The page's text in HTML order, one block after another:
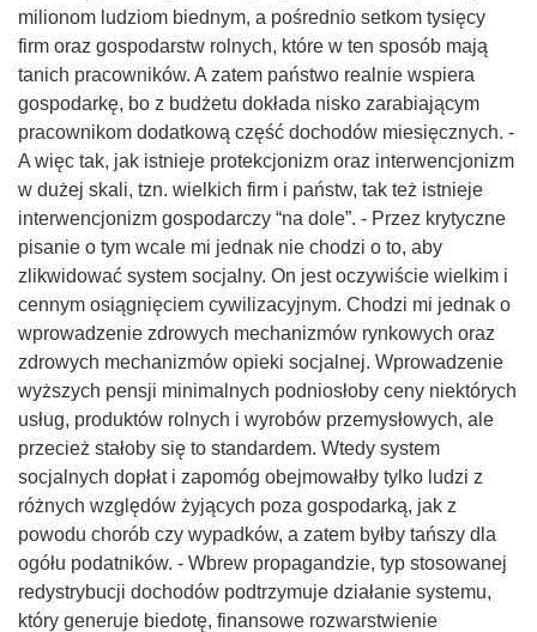
milionom ludziom biednym, a pośrednio setkom tysięcy
firm oraz gospodarstw rolnych, które w ten sposób mają
tanich pracowników. A zatem państwo realnie wspiera
gospodarkę, bo z budżetu dokłada nisko zarabiającym
pracownikom dodatkową część dochodów miesięcznych. -
A więc tak, jak istnieje protekcjonizm oraz interwencjonizm
w dużej skali, tzn. wielkich firm i państw, tak też istnieje
interwencjonizm gospodarczy “na dole”. - Przez krytyczne
pisanie o tym wcale mi jednak nie chodzi o to, aby
zlikwidować system socjalny. On jest oczywiście wielkim i
cennym osiągnięciem cywilizacyjnym. Chodzi mi jednak o
wprowadzenie zdrowych mechanizmów rynkowych oraz
zdrowych mechanizmów opieki socjalnej. Wprowadzenie
wyższych pensji minimalnych podniosłoby ceny niektórych
usług, produktów rolnych i wyrobów przemysłowych, ale
przecież stałoby się to standardem. Wtedy system
socjalnych dopłat i zapomóg obejmowałby tylko ludzi z
różnych względów żyjących poza gospodarką, jak z
powodu chorób czy wypadków, a zatem byłby tańszy dla
ogółu podatników. - Wbrew propagandzie, typ stosowanej
redystrybucji dochodów podtrzymuje działanie systemu,
który generuje biedotę, finansowe rozwarstwienie